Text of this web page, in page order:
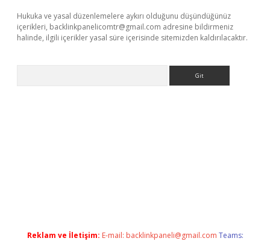
Hukuka ve yasal düzenlemelere aykırı olduğunu düşündüğünüz
içerikleri, backlinkpanelicomtr@gmail.com adresine bildirmeniz
halinde, ilgili içerikler yasal süre içerisinde sitemizden kaldırılacaktır.
Reklam ve İletişim: E-mail: backlinkpaneli@gmail.com Teams: